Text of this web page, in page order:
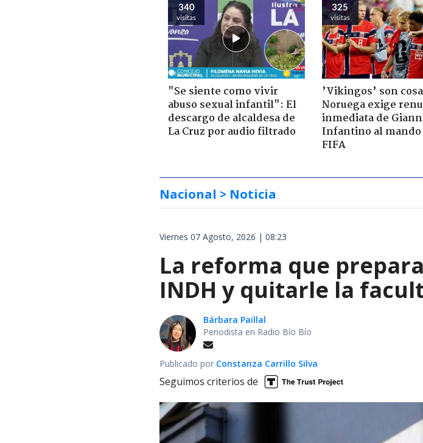
340
visitas
"Se siente como vivir
abuso sexual infantil": El
descargo de alcaldesa de
La Cruz por audio filtrado
325
visitas
’Vikingos’ son
Noruega exige
inmediata de
Infantino al mando
FIFA
Nacional > Noticia
Viernes 07 Agosto, 2026 | 08:23
La reforma que
INDH y quitarle la
Bárbara Paillal
Periodista en Radio Bío Bío
Publicado por Constanza Carrillo Silva
Seguimos criterios de